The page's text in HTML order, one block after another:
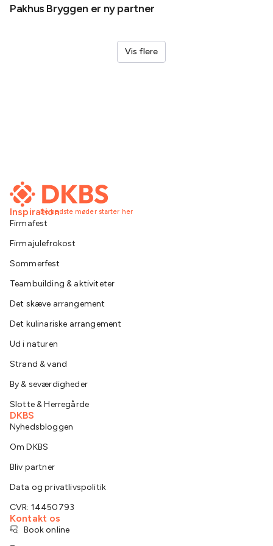
Pakhus Bryggen er ny partner
Vis flere
De bedste møder starter her
Inspiration
Firmafest
Firmajulefrokost
Sommerfest
Teambuilding & aktiviteter
Det skæve arrangement
Det kulinariske arrangement
Ud i naturen
Strand & vand
By & seværdigheder
Slotte & Herregårde
DKBS
Nyhedsbloggen
Om DKBS
Bliv partner
Data og privatlivspolitik
CVR: 14450793
Kontakt os
Book online